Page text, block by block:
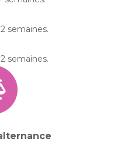
semaines.
semaines.